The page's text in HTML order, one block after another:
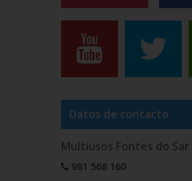
Datos de contacto
Multiusos Fontes do Sar
981 568 160